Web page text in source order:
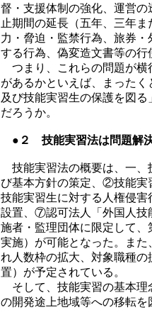
督・支援体制の強化、運営
止期間の延長（五年、三年
力・脅迫・監禁行為、旅券
する行為、偽変造文書等の
つまり、これらの問題が横
があるかといえば、まった
及び技能実習生の保護を図
だろうか。
●２ 技能実習法は問題解
技能実習法の概要は、一、
び基本方針の策定、②技能
技能実習生に対する人権侵
設置、⑦認可法人「外国人技
施者・監理団体に限定して
実施）が可能となった。ま
れ人数枠の拡大、対象職種
置）が予定されている。
そして、技能実習の基本理
の開発途上地域等への移転